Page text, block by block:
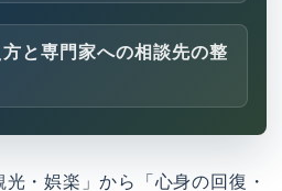
と専門家への相談先の整
・娯楽」から「心身の回復・